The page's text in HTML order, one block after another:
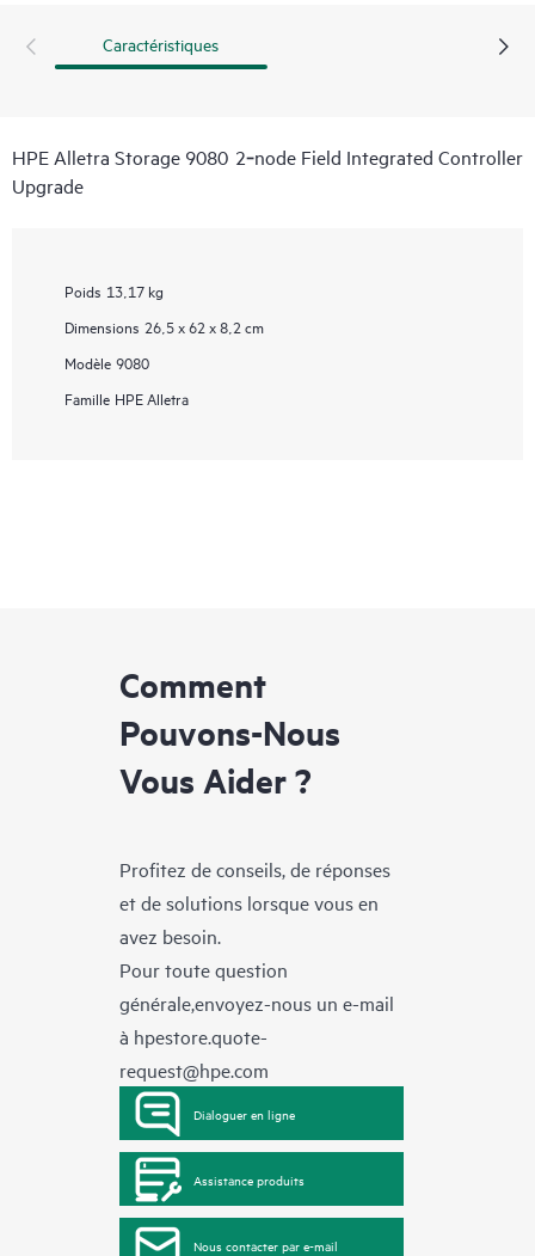
Caractéristiques
HPE Alletra Storage 9080 2‑node Field Integrated Controller
Upgrade
Poids 13,17 kg
Dimensions 26,5 x 62 x 8,2 cm
Modèle 9080
Famille HPE Alletra
Comment
Pouvons-Nous
Vous Aider ?
Profitez de conseils, de réponses
et de solutions lorsque vous en
avez besoin.
Pour toute question
générale,envoyez-nous un e-mail
à hpestore.quote-
request@hpe.com
Dialoguer en ligne
Assistance produits
Nous contacter par e-mail